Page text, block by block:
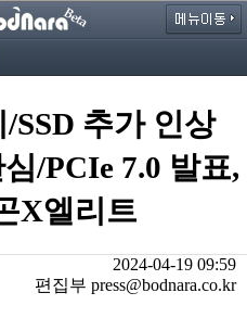
SSD 추가 인상
/PCIe 7.0 발표,
X엘리트
2024-04-19 09:59
편집부 press@bodnara.co.kr